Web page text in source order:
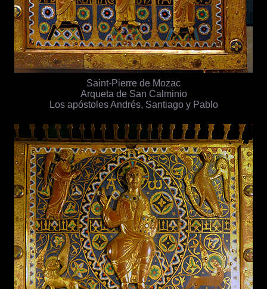
Saint-Pierre de Mozac
Arqueta de San Calminio
Los apóstoles Andrés, Santiago y Pablo